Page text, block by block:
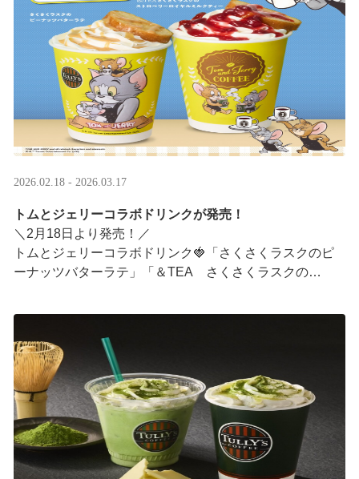
2026.02.18 - 2026.03.17
トムとジェリーコラボドリンクが発売！
＼2月18日より発売！／
トムとジェリーコラボドリンク🍓「さくさくラスクのピ
ーナッツバターラテ」「＆TEA さくさくラスクの